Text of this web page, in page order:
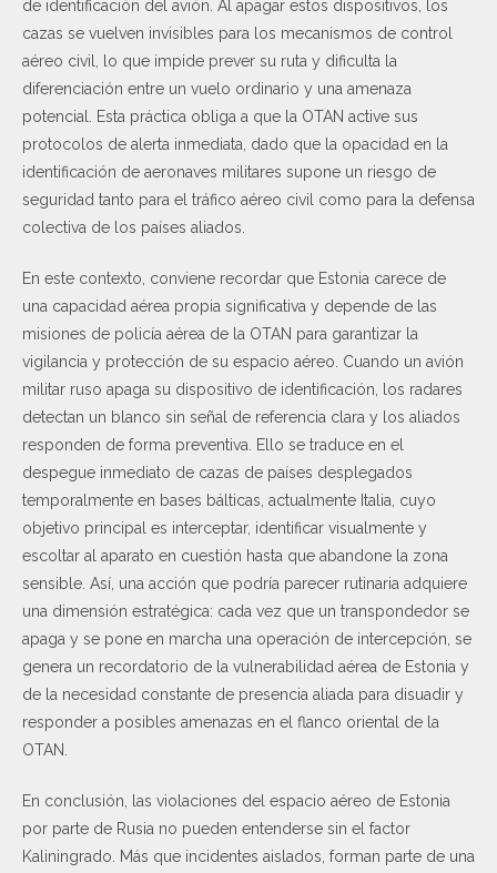
de identificación del avión. Al apagar estos dispositivos, los
cazas se vuelven invisibles para los mecanismos de control
aéreo civil, lo que impide prever su ruta y dificulta la
diferenciación entre un vuelo ordinario y una amenaza
potencial. Esta práctica obliga a que la OTAN active sus
protocolos de alerta inmediata, dado que la opacidad en la
identificación de aeronaves militares supone un riesgo de
seguridad tanto para el tráfico aéreo civil como para la defensa
colectiva de los países aliados.
En este contexto, conviene recordar que Estonia carece de
una capacidad aérea propia significativa y depende de las
misiones de policía aérea de la OTAN para garantizar la
vigilancia y protección de su espacio aéreo. Cuando un avión
militar ruso apaga su dispositivo de identificación, los radares
detectan un blanco sin señal de referencia clara y los aliados
responden de forma preventiva. Ello se traduce en el
despegue inmediato de cazas de países desplegados
temporalmente en bases bálticas, actualmente Italia, cuyo
objetivo principal es interceptar, identificar visualmente y
escoltar al aparato en cuestión hasta que abandone la zona
sensible. Así, una acción que podría parecer rutinaria adquiere
una dimensión estratégica: cada vez que un transpondedor se
apaga y se pone en marcha una operación de intercepción, se
genera un recordatorio de la vulnerabilidad aérea de Estonia y
de la necesidad constante de presencia aliada para disuadir y
responder a posibles amenazas en el flanco oriental de la
OTAN.
En conclusión, las violaciones del espacio aéreo de Estonia
por parte de Rusia no pueden entenderse sin el factor
Kaliningrado. Más que incidentes aislados, forman parte de una